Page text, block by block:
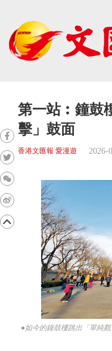
第一站︰鐘鼓
擊」鼓面
香港文匯報 愛漫遊 2026-
●如今的鐘鼓樓跳出「單純